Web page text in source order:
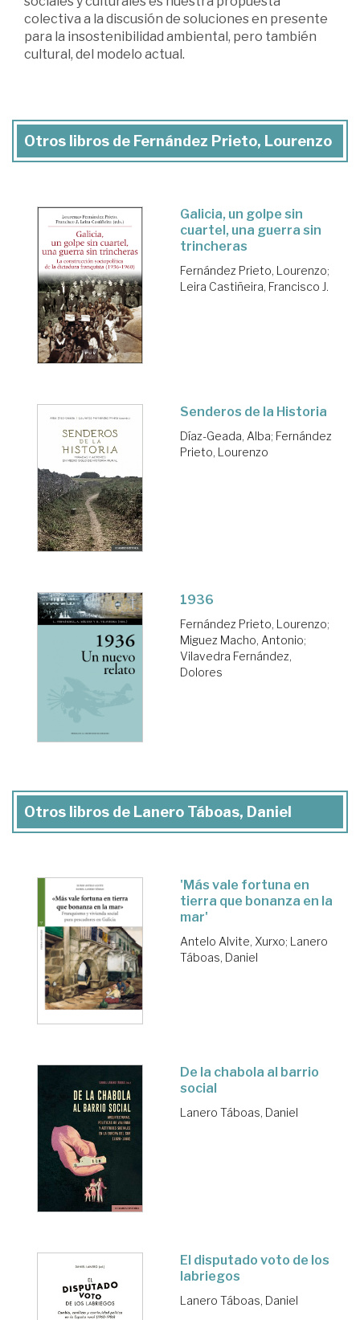
colectiva a la discusión de soluciones en presente
para la insostenibilidad ambiental, pero también
cultural, del modelo actual.
Otros libros de Fernández Prieto, Lourenzo
Galicia, un golpe sin
cuartel, una guerra sin
trincheras
Fernández Prieto, Lourenzo;
Leira Castiñeira, Francisco J.
Senderos de la Historia
Díaz-Geada, Alba; Fernández
Prieto, Lourenzo
1936
Fernández Prieto, Lourenzo;
Miguez Macho, Antonio;
Vilavedra Fernández,
Dolores
Otros libros de Lanero Táboas, Daniel
'Más vale fortuna en
tierra que bonanza en la
mar'
Antelo Alvite, Xurxo; Lanero
Táboas, Daniel
De la chabola al barrio
social
Lanero Táboas, Daniel
El disputado voto de los
labriegos
Lanero Táboas, Daniel